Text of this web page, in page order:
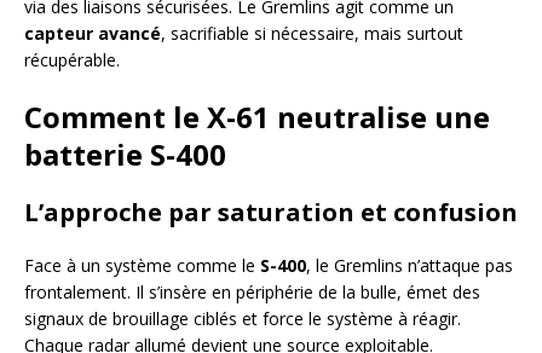
via des liaisons sécurisées. Le Gremlins agit comme un
capteur avancé, sacrifiable si nécessaire, mais surtout
récupérable.
Comment le X-61 neutralise une
batterie S-400
L’approche par saturation et confusion
Face à un système comme le S-400, le Gremlins n’attaque pas
frontalement. Il s’insère en périphérie de la bulle, émet des
signaux de brouillage ciblés et force le système à réagir.
Chaque radar allumé devient une source exploitable.